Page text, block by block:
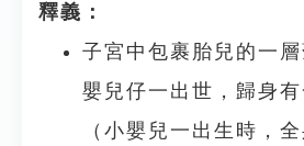
釋義：
子宮中包裹胎兒的一
嬰兒仔一出世，歸身有
（小嬰兒一出生時，